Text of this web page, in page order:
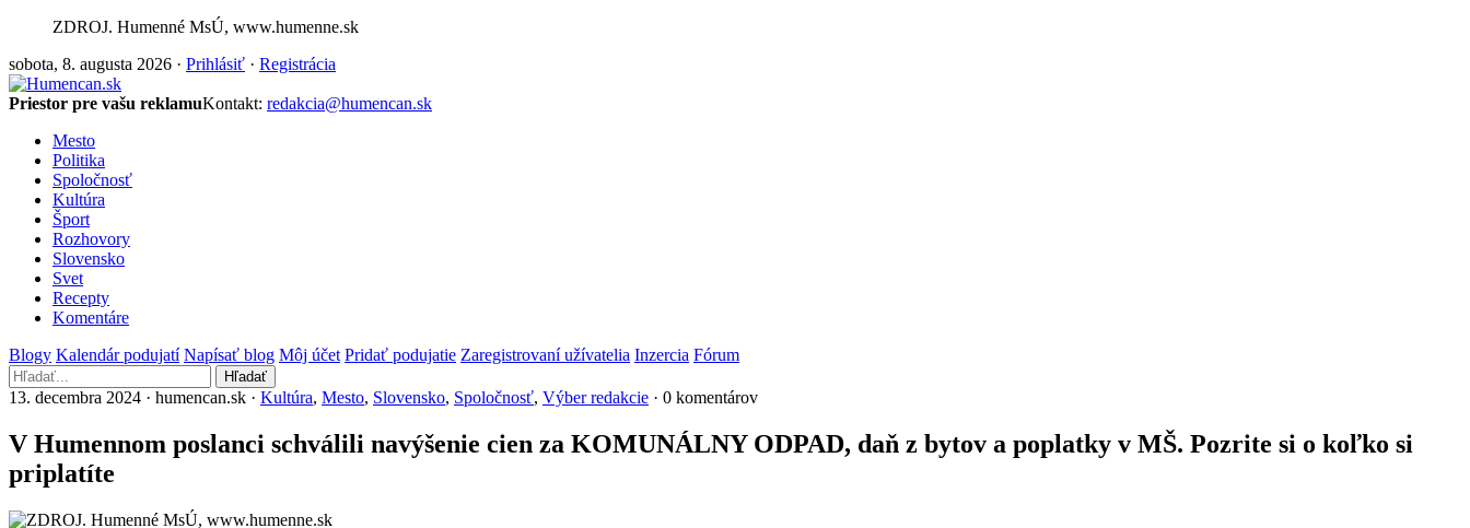
ZDROJ. Humenné MsÚ, www.humenne.sk
sobota, 8. augusta 2026 · Prihlásiť · Registrácia
Priestor pre vašu reklamuKontakt: redakcia@humencan.sk
Mesto
Politika
Spoločnosť
Kultúra
Šport
Rozhovory
Slovensko
Svet
Recepty
Komentáre
Blogy Kalendár podujatí Napísať blog Môj účet Pridať podujatie Zaregistrovaní užívatelia Inzercia Fórum
Hľadať
13. decembra 2024 · humencan.sk · Kultúra, Mesto, Slovensko, Spoločnosť, Výber redakcie · 0 komentárov
V Humennom poslanci schválili navýšenie cien za KOMUNÁLNY ODPAD, daň z bytov a poplatky v MŠ. Pozrite si o koľko si
priplatíte